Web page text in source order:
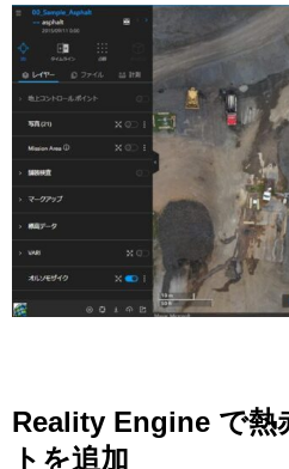
Reality Engine で熱
トを追加